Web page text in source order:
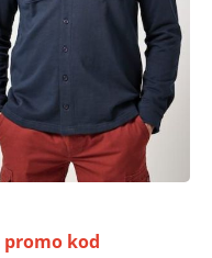
promo kod